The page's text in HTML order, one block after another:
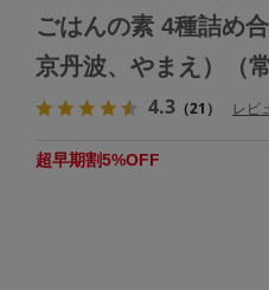
ごはんの素 4種詰め
京丹波、やまえ）（
4.3（21） レビ
超早期割5%OFF